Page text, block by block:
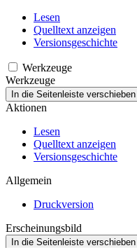
Lesen
Quelltext anzeigen
Versionsgeschichte
Werkzeuge
Werkzeuge
In die Seitenleiste verschieben
Aktionen
Lesen
Quelltext anzeigen
Versionsgeschichte
Allgemein
Druckversion
Erscheinungsbild
In die Seitenleiste verschieben